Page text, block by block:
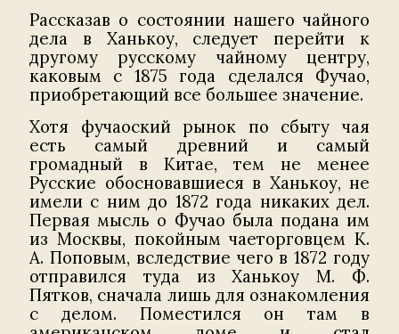
Рассказав о состоянии нашего чайного
дела в Ханькоу, следует перейти к
другому русскому чайному центру,
каковым с 1875 года сделался Фучао,
приобретающий все большее значение.
Хотя фучаоский рынок по сбыту чая
есть самый древний и самый
громадный в Китае, тем не менее
Русские обосновавшиеся в Ханькоу, не
имели с ним до 1872 года никаких дел.
Первая мысль о Фучао была подана им
из Москвы, покойным чаеторговцем К.
А. Поповым, вследствие чего в 1872 году
отправился туда из Ханькоу М. Ф.
Пятков, сначала лишь для ознакомления
с делом. Поместился он там в